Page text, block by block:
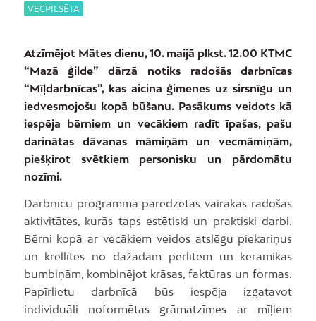
VECPILSĒTA
Atzīmējot Mātes dienu, 10. maijā plkst. 12.00 KTMC
“Mazā ģilde” dārzā notiks radošās darbnīcas
“Mīļdarbnīcas”, kas aicina ģimenes uz sirsnīgu un
iedvesmojošu kopā būšanu. Pasākums veidots kā
iespēja bērniem un vecākiem radīt īpašas, pašu
darinātas dāvanas māmiņām un vecmāmiņām,
piešķirot svētkiem personisku un pārdomātu
nozīmi.
Darbnīcu programmā paredzētas vairākas radošas
aktivitātes, kurās taps estētiski un praktiski darbi.
Bērni kopā ar vecākiem veidos atslēgu piekariņus
un krellītes no dažādām pērlītēm un keramikas
bumbiņām, kombinējot krāsas, faktūras un formas.
Papīrlietu darbnīcā būs iespēja izgatavot
individuāli noformētas grāmatzīmes ar mīļiem